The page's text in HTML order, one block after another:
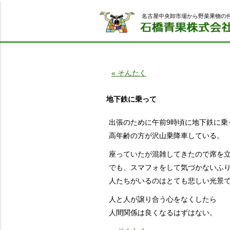
名古屋中央卸市場から野菜果物の
« そんたく
地下鉄に乗って
出張のために午前9時頃に地下鉄に乗
高年齢の方が沢山乗降車している。
座っていたが混雑してきたので席を立
でも、スマフォをして気づかないふ
人たちがいるのはとても悲しい光景で
人と人が譲り合う心をなくしたら
人間関係は良くなるはずはない。